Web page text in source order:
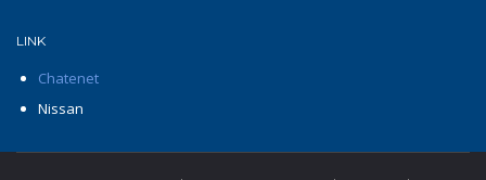
LINK
Chatenet
Nissan